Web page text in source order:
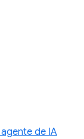
de IA